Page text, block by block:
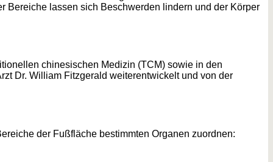
Bereiche lassen sich Beschwerden lindern und der Körper
chinesischen Medizin (TCM) sowie in den
Dr. William Fitzgerald weiterentwickelt und von der
der Fußfläche bestimmten Organen zuordnen: